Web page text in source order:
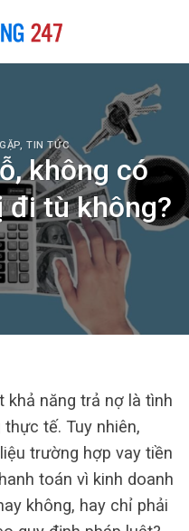
,TIN TỨC
không có
đi tù không?
khả năng trả nợ là tình
tế. Tuy nhiên,
trường hợp vay tiền
toán vì kinh doanh
không, hay chỉ phải